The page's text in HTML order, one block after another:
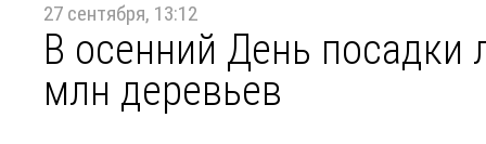
27 сентября, 13:12
В осенний День посадки
млн деревьев